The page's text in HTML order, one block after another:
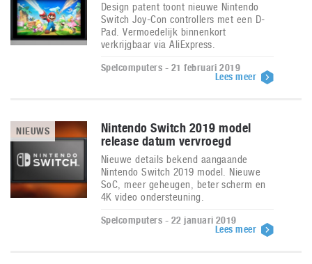
Design patent toont nieuwe Nintendo
Switch Joy-Con controllers met een D-
Pad. Vermoedelijk binnenkort
verkrijgbaar via AliExpress.
Spelcomputers - 21 februari 2019
Lees meer
NIEUWS
Nintendo Switch 2019 model
release datum vervroegd
Nieuwe details bekend aangaande
Nintendo Switch 2019 model. Nieuwe
SoC, meer geheugen, beter scherm en
4K video ondersteuning.
Spelcomputers - 22 januari 2019
Lees meer